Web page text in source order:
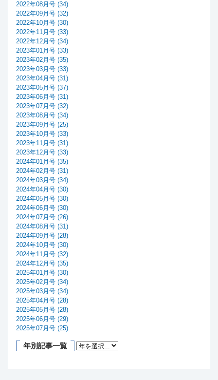
2022年08月号 (34)
2022年09月号 (32)
2022年10月号 (30)
2022年11月号 (33)
2022年12月号 (34)
2023年01月号 (33)
2023年02月号 (35)
2023年03月号 (33)
2023年04月号 (31)
2023年05月号 (37)
2023年06月号 (31)
2023年07月号 (32)
2023年08月号 (34)
2023年09月号 (25)
2023年10月号 (33)
2023年11月号 (31)
2023年12月号 (33)
2024年01月号 (35)
2024年02月号 (31)
2024年03月号 (34)
2024年04月号 (30)
2024年05月号 (30)
2024年06月号 (30)
2024年07月号 (26)
2024年08月号 (31)
2024年09月号 (28)
2024年10月号 (30)
2024年11月号 (32)
2024年12月号 (35)
2025年01月号 (30)
2025年02月号 (34)
2025年03月号 (34)
2025年04月号 (28)
2025年05月号 (28)
2025年06月号 (29)
2025年07月号 (25)
年別記事一覧